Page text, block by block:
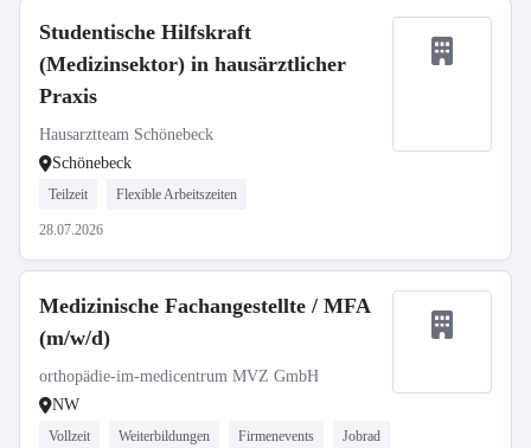
Studentische Hilfskraft
(Medizinsektor) in hausärztlicher
Praxis
Hausarztteam Schönebeck
Schönebeck
Teilzeit Flexible Arbeitszeiten
28.07.2026
Medizinische Fachangestellte / MFA
(m/w/d)
orthopädie-im-medicentrum MVZ GmbH
NW
Vollzeit Weiterbildungen Firmenevents Jobrad